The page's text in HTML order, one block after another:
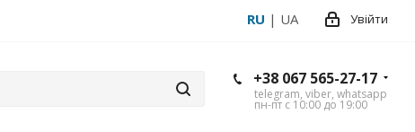
Увійти
RU | UA
+38 067 565-27-17
telegram, viber, whatsapp
пн-пт с 10:00 до 19:00